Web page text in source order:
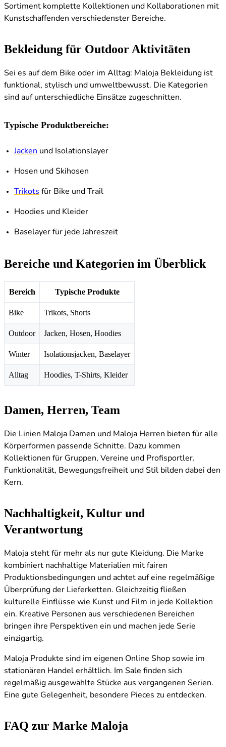
Sortiment komplette Kollektionen und Kollaborationen mit
Kunstschaffenden verschiedenster Bereiche.
Bekleidung für Outdoor Aktivitäten
Sei es auf dem Bike oder im Alltag: Maloja Bekleidung ist
funktional, stylisch und umweltbewusst. Die Kategorien
sind auf unterschiedliche Einsätze zugeschnitten.
Typische Produktbereiche:
Jacken und Isolationslayer
Hosen und Skihosen
Trikots für Bike und Trail
Hoodies und Kleider
Baselayer für jede Jahreszeit
Bereiche und Kategorien im Überblick
Bereich Typische Produkte
Bike Trikots, Shorts
Outdoor Jacken, Hosen, Hoodies
Winter Isolationsjacken, Baselayer
Alltag Hoodies, T-Shirts, Kleider
Damen, Herren, Team
Die Linien Maloja Damen und Maloja Herren bieten für alle
Körperformen passende Schnitte. Dazu kommen
Kollektionen für Gruppen, Vereine und Profisportler.
Funktionalität, Bewegungsfreiheit und Stil bilden dabei den
Kern.
Nachhaltigkeit, Kultur und
Verantwortung
Maloja steht für mehr als nur gute Kleidung. Die Marke
kombiniert nachhaltige Materialien mit fairen
Produktionsbedingungen und achtet auf eine regelmäßige
Überprüfung der Lieferketten. Gleichzeitig fließen
kulturelle Einflüsse wie Kunst und Film in jede Kollektion
ein. Kreative Personen aus verschiedenen Bereichen
bringen ihre Perspektiven ein und machen jede Serie
einzigartig.
Maloja Produkte sind im eigenen Online Shop sowie im
stationären Handel erhältlich. Im Sale finden sich
regelmäßig ausgewählte Stücke aus vergangenen Serien.
Eine gute Gelegenheit, besondere Pieces zu entdecken.
FAQ zur Marke Maloja